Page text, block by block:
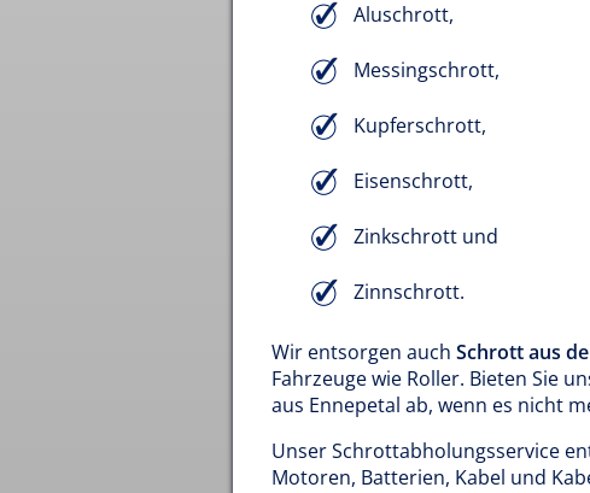
Aluschrott,
Messingschrott,
Kupferschrott,
Eisenschrott,
Zinkschrott und
Zinnschrott.
Wir entsorgen auch Schrott aus
Fahrzeuge wie Roller. Bieten Sie
aus Ennepetal ab, wenn es nicht
Unser Schrottabholungsservice
Motoren, Batterien, Kabel und